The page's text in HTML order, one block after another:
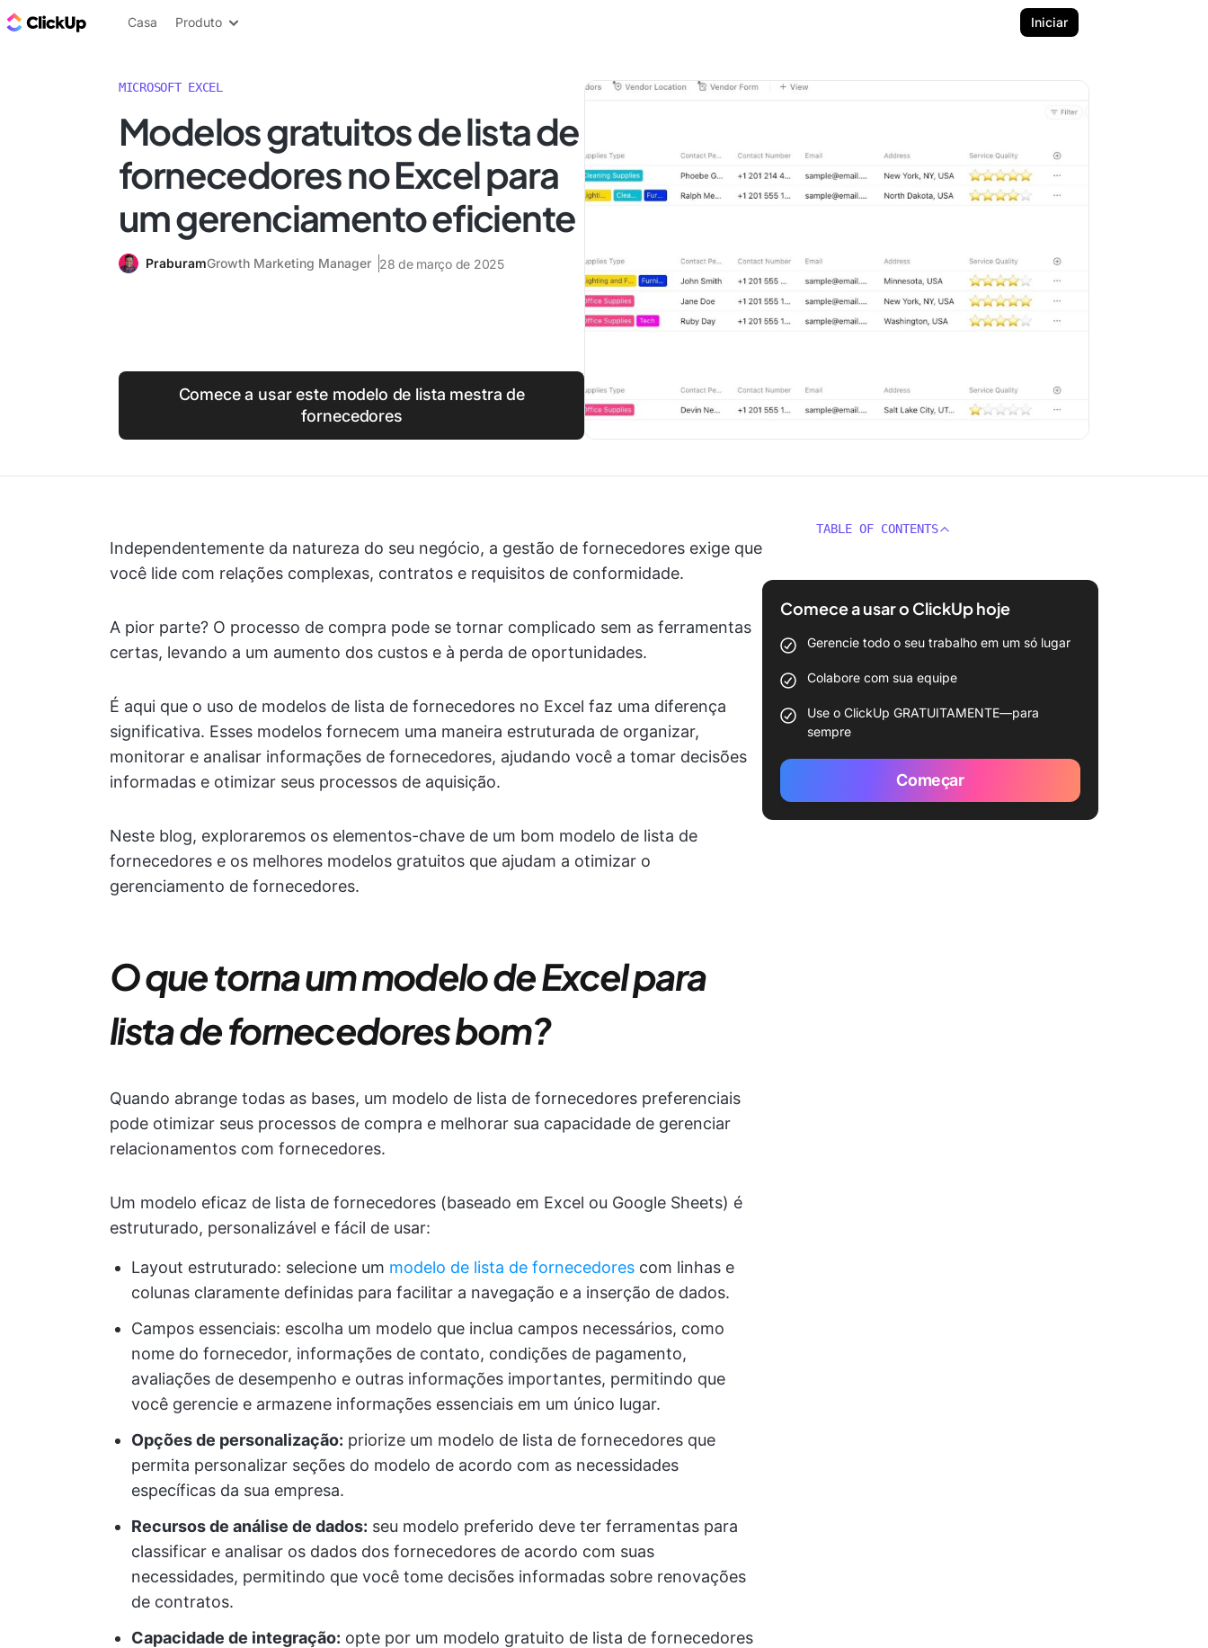
ClickUp Blogue
Casa Produto Iniciar
MICROSOFT EXCEL
Modelos gratuitos de lista de
fornecedores no Excel para
um gerenciamento eficiente
PraburamGrowth Marketing Manager 28 de março de 2025
Comece a usar este modelo de lista mestra de
fornecedores
Independentemente da natureza do seu negócio, a gestão de fornecedores exige que
você lide com relações complexas, contratos e requisitos de conformidade.
A pior parte? O processo de compra pode se tornar complicado sem as ferramentas
certas, levando a um aumento dos custos e à perda de oportunidades.
É aqui que o uso de modelos de lista de fornecedores no Excel faz uma diferença
significativa. Esses modelos fornecem uma maneira estruturada de organizar,
monitorar e analisar informações de fornecedores, ajudando você a tomar decisões
informadas e otimizar seus processos de aquisição.
Neste blog, exploraremos os elementos-chave de um bom modelo de lista de
fornecedores e os melhores modelos gratuitos que ajudam a otimizar o
gerenciamento de fornecedores.
O que torna um modelo de Excel para
lista de fornecedores bom?
Quando abrange todas as bases, um modelo de lista de fornecedores preferenciais
pode otimizar seus processos de compra e melhorar sua capacidade de gerenciar
relacionamentos com fornecedores.
Um modelo eficaz de lista de fornecedores (baseado em Excel ou Google Sheets) é
estruturado, personalizável e fácil de usar:
Layout estruturado: selecione um modelo de lista de fornecedores com linhas e
colunas claramente definidas para facilitar a navegação e a inserção de dados.
Campos essenciais: escolha um modelo que inclua campos necessários, como
nome do fornecedor, informações de contato, condições de pagamento,
avaliações de desempenho e outras informações importantes, permitindo que
você gerencie e armazene informações essenciais em um único lugar.
Opções de personalização: priorize um modelo de lista de fornecedores que
permita personalizar seções do modelo de acordo com as necessidades
específicas da sua empresa.
Recursos de análise de dados: seu modelo preferido deve ter ferramentas para
classificar e analisar os dados dos fornecedores de acordo com suas
necessidades, permitindo que você tome decisões informadas sobre renovações
de contratos.
Capacidade de integração: opte por um modelo gratuito de lista de fornecedores
TABLE OF CONTENTS
Comece a usar o ClickUp hoje
Gerencie todo o seu trabalho em um só lugar
Colabore com sua equipe
Use o ClickUp GRATUITAMENTE—para
sempre
Começar